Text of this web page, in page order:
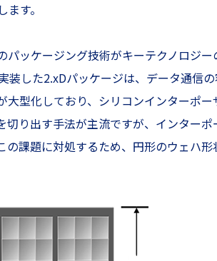
す。
ッケージング技術がキーテクノロジ
した2.xDパッケージは、データ通信
型化しており、シリコンインターポ
り出す手法が主流ですが、インター
課題に対処するため、円形のウェハ